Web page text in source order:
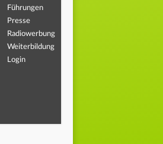
Führungen
Presse
Radiowerbung
Weiterbildung
Login